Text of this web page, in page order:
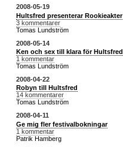
2008-05-19
Hultsfred presenterar Rookieakter
3 kommentarer
Tomas Lundström
2008-05-14
Ken och sex till klara för Hultsfred
1 kommentar
Tomas Lundström
2008-04-22
Robyn till Hultsfred
14 kommentarer
Tomas Lundström
2008-04-11
Ge mig fler festivalbokningar
1 kommentar
Patrik Hamberg